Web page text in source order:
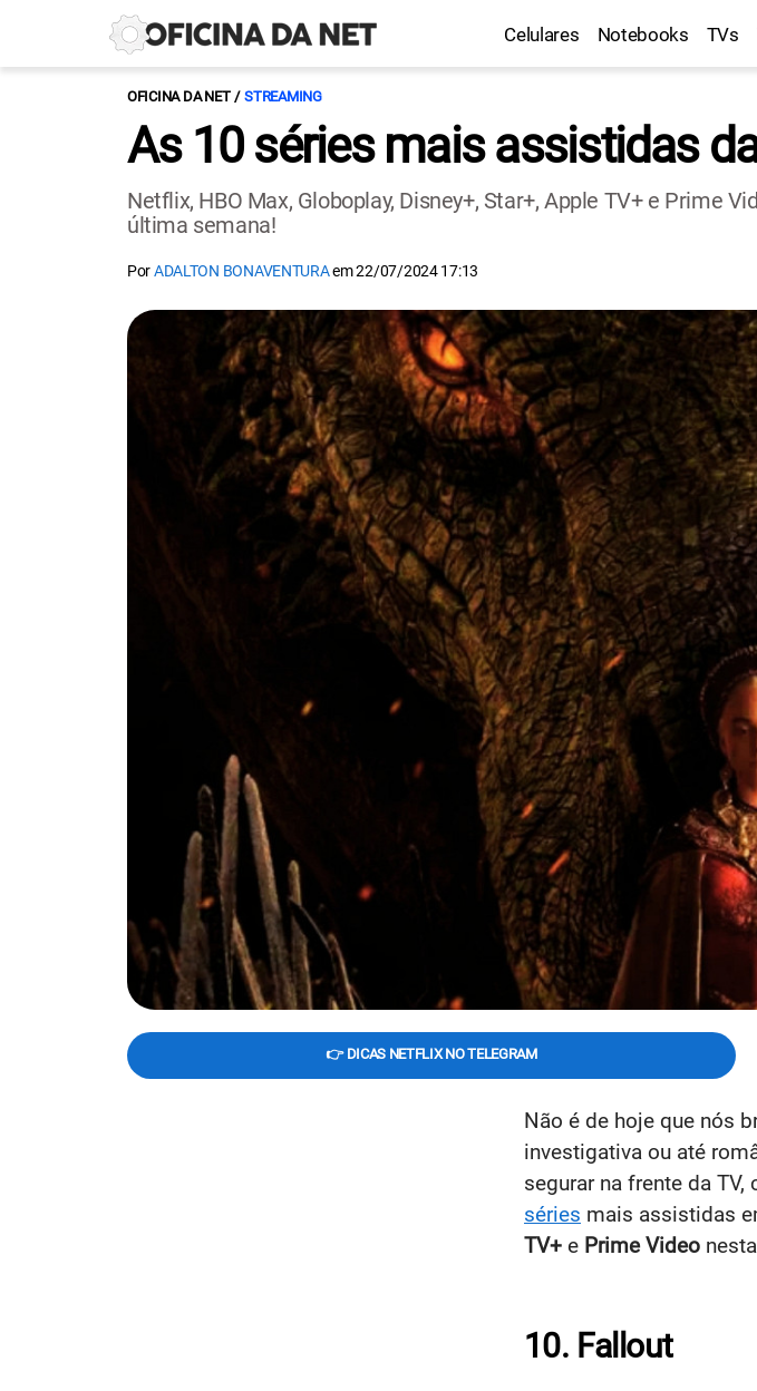
Celulares Notebooks TVs
OFICINA DA NET STREAMING
As 10 séries mais assistidas
Netflix, HBO Max, Globoplay, Disney+, Star+, Apple TV+ e Prime
última semana!
PorADALTON BONAVENTURAem22/07/2024 17:13
👉 DICAS NETFLIX NO TELEGRAM
Não é de hoje que nós
investigativa ou até
segurar na frente da
séries mais assistidas
TV+ e Prime Video
10. Fallout